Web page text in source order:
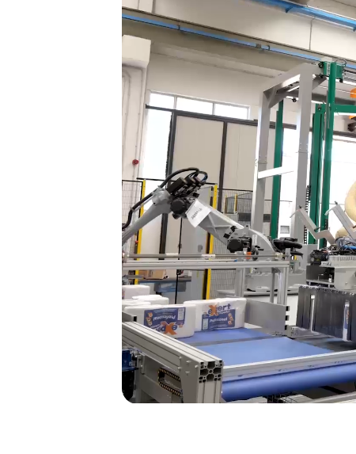
La tête de
fonction du type de
contrôle fiable et
selon le schéma de